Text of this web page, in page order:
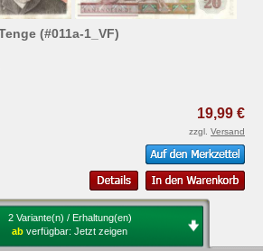
(#011a-1_VF)
19,99 €
zzgl. Versand
2 Variante(n) / Erhaltung(en)
ab verfügbar: Jetzt zeigen